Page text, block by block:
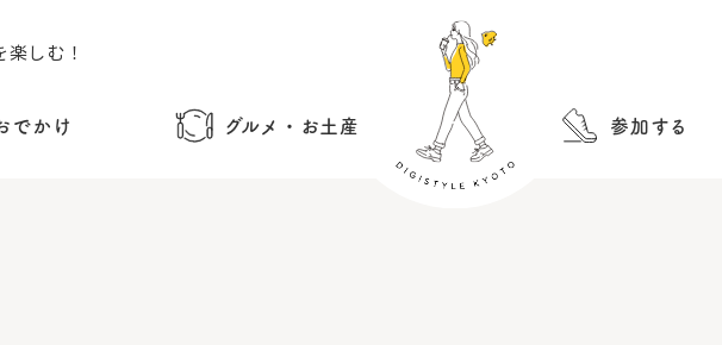
楽しむ！
でかけ グルメ・お土産 参加する